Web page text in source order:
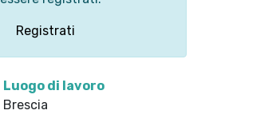
Registrati
Luogo di lavoro
Brescia